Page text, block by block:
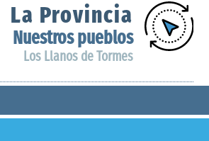
La Provincia
Nuestros pueblos
Los Llanos de Tormes